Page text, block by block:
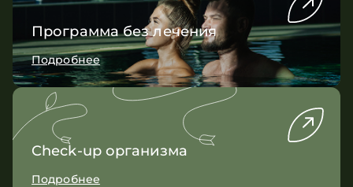
Программа без лечения
Подробнее
Check-up организма
Подробнее